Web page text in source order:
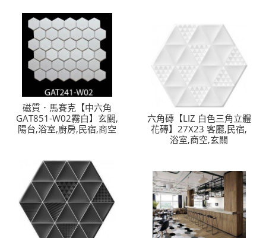
磁質．馬賽克【中六角
GAT851-W02霧白】玄關,
陽台,浴室,廚房,民宿,商空
六角磚【LIZ 白色三角立體
花磚】27X23 客廳,民宿,
浴室,商空,玄關